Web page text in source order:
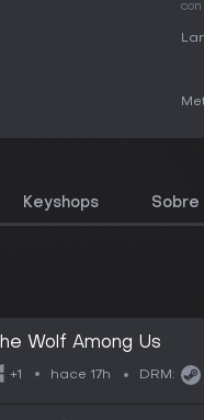
Keyshops Sobre
Wolf Among Us
+1 hace 17h DRM: